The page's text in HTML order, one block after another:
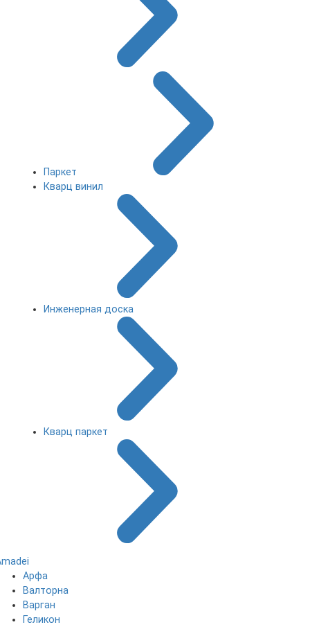
Паркет
Кварц винил
Инженерная доска
Кварц паркет
Арфа
Валторна
Варган
Геликон